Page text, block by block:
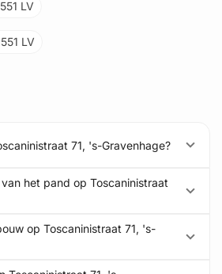
LV
LV
71, 's-Gravenhage?
het pand op Toscaninistraat
op Toscaninistraat 71, 's-